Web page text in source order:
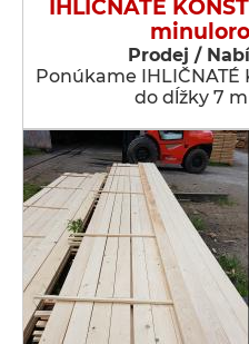
IHLIČNATÉ
Prodej /
Ponúkame IHLIČNATÉ
do dĺžky 7 m